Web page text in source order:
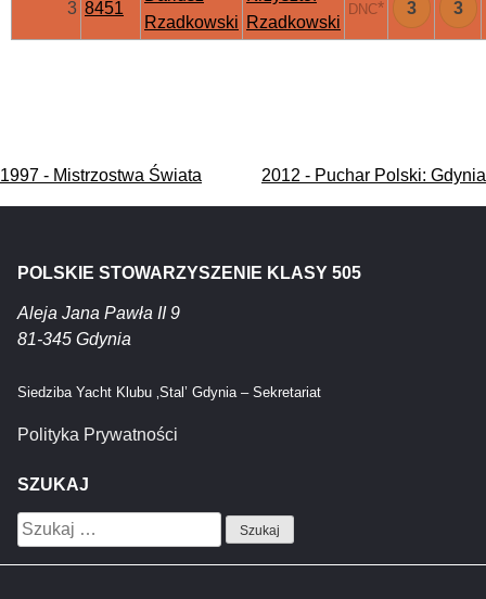
3 8451
Rzadkowski Rzadkowski
DNC* 3 3
Nawigacja
wpisu
1997 - Mistrzostwa Świata 2012 - Puchar Polski: Gdynia
POLSKIE STOWARZYSZENIE KLASY 505
Aleja Jana Pawła II 9
81-345 Gdynia
Siedziba Yacht Klubu ‚Stal’ Gdynia – Sekretariat
Polityka Prywatności
SZUKAJ
Szukaj: